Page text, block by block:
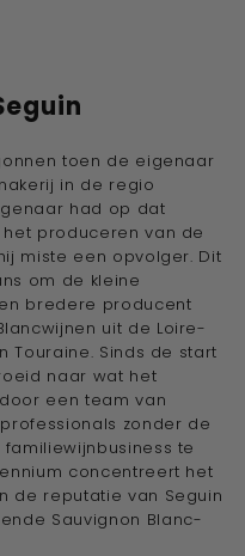
toen de eigenaar
in de regio
had op dat
produceren van de
miste een opvolger. Dit
om de kleine
bredere producent
uit de Loire-
Touraine. Sinds de start
naar wat het
een team van
zonder de
te
concentreert het
de reputatie van Seguin
Sauvignon Blanc-